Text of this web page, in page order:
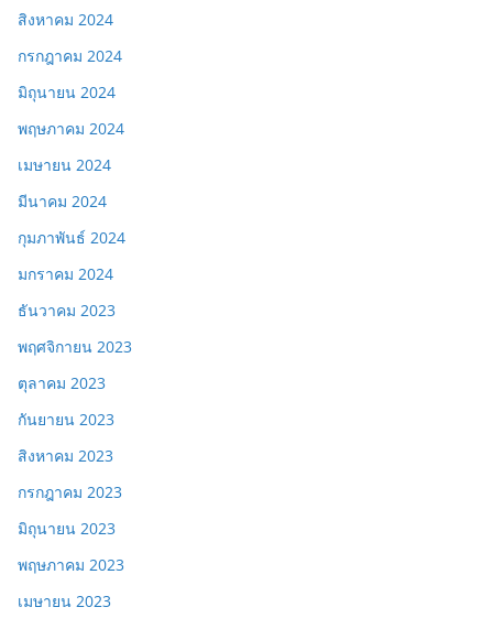
สิงหาคม 2024
กรกฎาคม 2024
มิถุนายน 2024
พฤษภาคม 2024
เมษายน 2024
มีนาคม 2024
กุมภาพันธ์ 2024
มกราคม 2024
ธันวาคม 2023
พฤศจิกายน 2023
ตุลาคม 2023
กันยายน 2023
สิงหาคม 2023
กรกฎาคม 2023
มิถุนายน 2023
พฤษภาคม 2023
เมษายน 2023